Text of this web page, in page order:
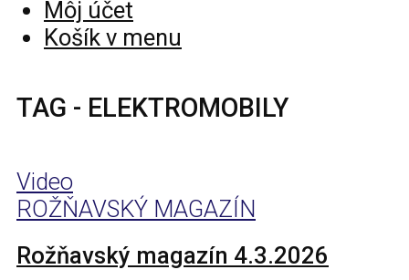
Môj účet
Košík v menu
TAG - ELEKTROMOBILY
Video
ROŽŇAVSKÝ MAGAZÍN
Rožňavský magazín 4.3.2026